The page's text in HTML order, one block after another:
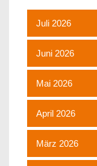
Juli 2026
Juni 2026
Mai 2026
April 2026
März 2026